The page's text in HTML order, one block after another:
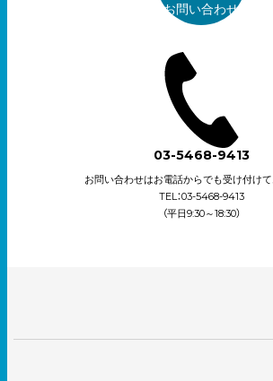
お問い合わせ
03-5468-9413
お問い合わせはお電話からでも受け付けて
TEL：03-5468-9413
（平日9:30～18:30）